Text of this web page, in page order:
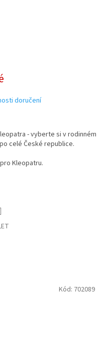
doručení
- vyberte si v rodinném
celé České republice.
Kleopatru.
Kód: 702089